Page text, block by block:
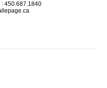
450.687.1840